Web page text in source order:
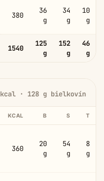
380
36
g
34
g
10
g
1540
125
g
152
g
46
g
kcal · 128 g bielkovín
KCAL B S T
360
20
g
54
g
8
g